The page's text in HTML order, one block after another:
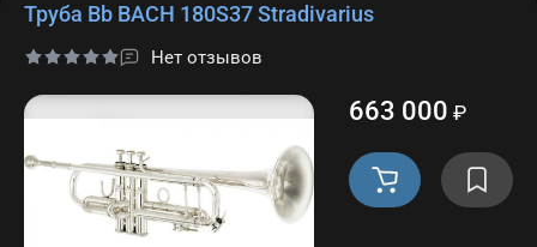
Труба Bb BACH 180S37 Stradivarius
Нет отзывов
663 000 ₽